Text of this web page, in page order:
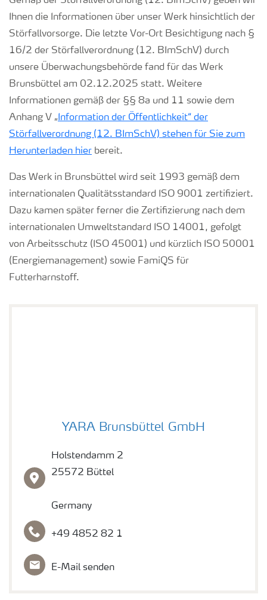
Ihnen die Informationen über unser Werk hinsichtlich der
Störfallvorsorge. Die letzte Vor-Ort Besichtigung nach §
16/2 der Störfallverordnung (12. BImSchV) durch
unsere Überwachungsbehörde fand für das Werk
Brunsbüttel am 02.12.2025 statt. Weitere
Informationen gemäß der §§ 8a und 11 sowie dem
Anhang V „ Information der Öffentlichkeit“ der
Störfallverordnung (12. BImSchV) stehen für Sie zum
Herunterladen hier bereit.
Das Werk in Brunsbüttel wird seit 1993 gemäß dem
internationalen Qualitätsstandard ISO 9001 zertifiziert.
Dazu kamen später ferner die Zertifizierung nach dem
internationalen Umweltstandard ISO 14001, gefolgt
von Arbeitsschutz (ISO 45001) und kürzlich ISO 50001
(Energiemanagement) sowie FamiQS für
Futterharnstoff.
YARA Brunsbüttel GmbH
Holstendamm 2
25572 Büttel
Germany
+49 4852 82 1
E-Mail senden